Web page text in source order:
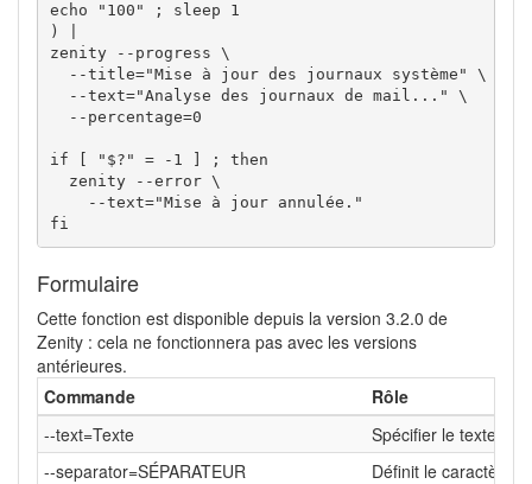
echo "100" ; sleep 1
) |
zenity --progress \
  --title="Mise à jour des journaux système" \
  --text="Analyse des journaux de mail..." \
  --percentage=0
if [ "$?" = -1 ] ; then
  zenity --error \
    --text="Mise à jour annulée."
fi
Formulaire
Cette fonction est disponible depuis la version 3.2.0 de
Zenity : cela ne fonctionnera pas avec les versions
antérieures.
Commande
Rôle
--text=Texte
Spécifier le texte
--separator=SÉPARATEUR
Définit le caractère